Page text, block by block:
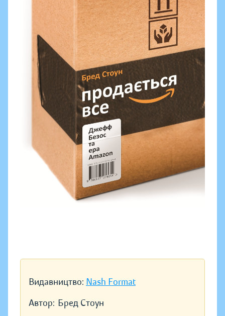
Видавництво: Nash Format
Автор: Бред Стоун